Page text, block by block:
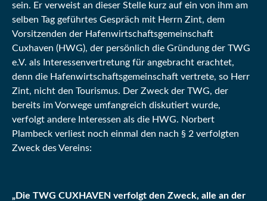
sein. Er verweist an dieser Stelle kurz auf ein von ihm am
selben Tag geführtes Gespräch mit Herrn Zint, dem
Vorsitzenden der Hafenwirtschaftsgemeinschaft
Cuxhaven (HWG), der persönlich die Gründung der TWG
e.V. als Interessenvertretung für angebracht erachtet,
denn die Hafenwirtschaftsgemeinschaft vertrete, so Herr
Zint, nicht den Tourismus. Der Zweck der TWG, der
bereits im Vorwege umfangreich diskutiert wurde,
verfolgt andere Interessen als die HWG. Norbert
Plambeck verliest noch einmal den nach § 2 verfolgten
Zweck des Vereins:
„Die TWG CUXHAVEN verfolgt den Zweck, alle an der